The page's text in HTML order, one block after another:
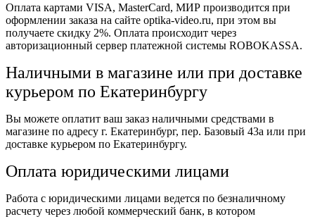
Оплата картами VISA, MasterCard, МИР производится при
оформлении заказа на сайте optika-video.ru, при этом вы
получаете скидку 2%. Оплата происходит через
авторизационный сервер платежной системы ROBOKASSA.
Наличными в магазине или при доставке
курьером по Екатеринбургу
Вы можете оплатит ваш заказ наличными средствами в
магазине по адресу г. Екатеринбург, пер. Базовый 43а или при
доставке курьером по Екатеринбургу.
Оплата юридическими лицами
Работа с юридическими лицами ведется по безналичному
расчету через любой коммерческий банк, в котором